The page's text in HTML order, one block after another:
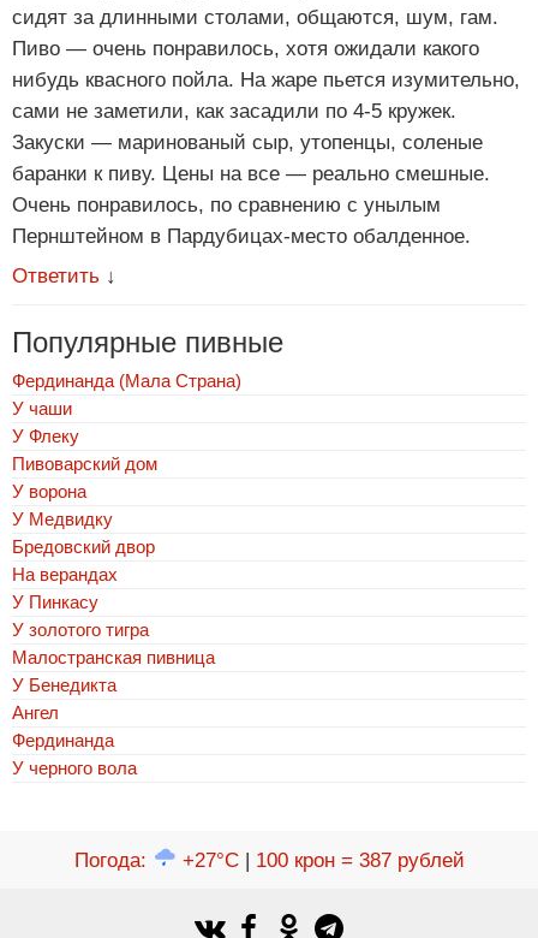
сидят за длинными столами, общаются, шум, гам.
Пиво — очень понравилось, хотя ожидали какого
нибудь квасного пойла. На жаре пьется изумительно,
сами не заметили, как засадили по 4-5 кружек.
Закуски — маринованый сыр, утопенцы, соленые
баранки к пиву. Цены на все — реально смешные.
Очень понравилось, по сравнению с унылым
Пернштейном в Пардубицах-место обалденное.
Ответить ↓
Популярные пивные
Фердинанда (Мала Страна)
У чаши
У Флеку
Пивоварский дом
У ворона
У Медвидку
Бредовский двор
На верандах
У Пинкасу
У золотого тигра
Малостранская пивница
У Бенедикта
Ангел
Фердинанда
У черного вола
Погода: +27°C| 100 крон = 387 рублей